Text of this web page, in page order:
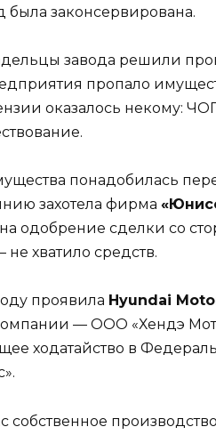
законсервирована.
завода решили
пропало
оказалось некому:
понадобилась
захотела фирма
одобрение сделки со
хватило средств.
проявила Hyundai
— ООО «Хендэ
ходатайство в
собственное производство